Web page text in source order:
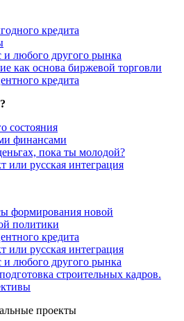
кредита
любого другого рынка
как основа биржевой торговли
кредита
состояния
финансами
пока ты молодой?
или русская интеграция
формирования новой
политики
кредита
или русская интеграция
любого другого рынка
строительных кадров.
проекты